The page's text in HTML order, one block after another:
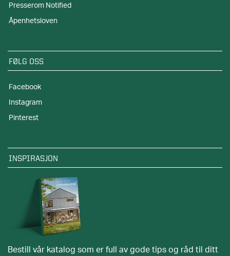
Presserom Notified
Åpenhetsloven
FØLG OSS
Facebook
Instagram
Pinterest
INSPIRASJON
Bestill vår katalog som er full av gode tips og råd til ditt